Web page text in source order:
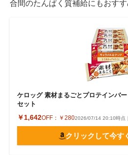
合間のたんぱく質補給にもおすす
ケロッグ 素材まるごとプロテインバ
セット
￥1,642OFF： ￥2802026/07/14 20:10時点
クリックして今す